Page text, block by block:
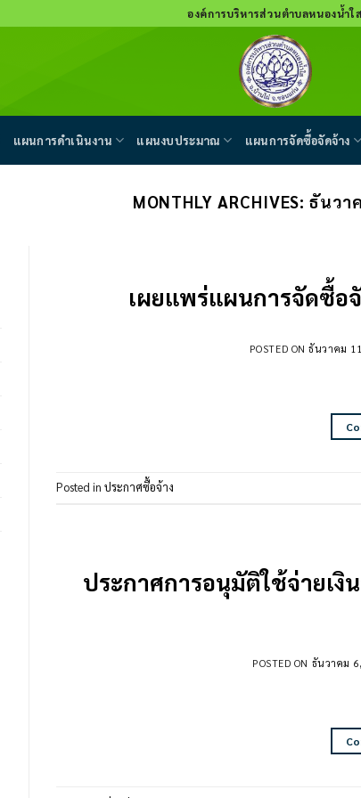
องค์การบริหารส่วนตำบลหนองน้ำใส
แผนการดำเนินงาน แผนงบประมาณ แผนการจัดซื้อจัดจ้าง
MONTHLY ARCHIVES:ธันวา
เผยแพร่แผนการจัดซื้อ
POSTED ONธันวาคม
Posted in ประกาศซื้อจ้าง
ประกาศการอนุมัติใช้จ่ายเ
POSTED ON ธันวาคม